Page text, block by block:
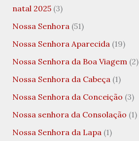
natal 2025(3)
Nossa Senhora(51)
Nossa Senhora Aparecida(19)
Nossa Senhora da Boa Viagem(2)
Nossa Senhora da Cabeça(1)
Nossa Senhora da Conceição (3)
Nossa senhora da Consolação (1)
Nossa Senhora da Lapa(1)